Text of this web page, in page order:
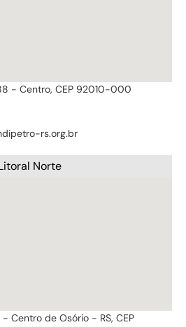
- Centro, CEP 92010-000
rs.org.br
Norte
Centro de Osório - RS, CEP